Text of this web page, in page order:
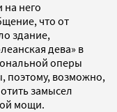
на него
что от
здание,
дева» в
оперы
поэтому, возможно,
замысел
мощи.